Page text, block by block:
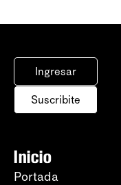
Ingresar
Suscribite
Inicio
Portada